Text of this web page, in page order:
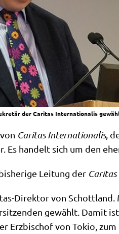
der Caritas Internationalis
Cari­tas Inter­na­tio­na­lis,
Es han­delt sich um den
Lei­tung der
Direk­tor von
gewählt. Damit
Erz­bi­schof von Tokio,